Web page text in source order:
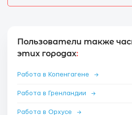
Пользователи также
этих городах:
Работа в Копенгагене →
Работа в Гренландии →
Работа в Орхусе →